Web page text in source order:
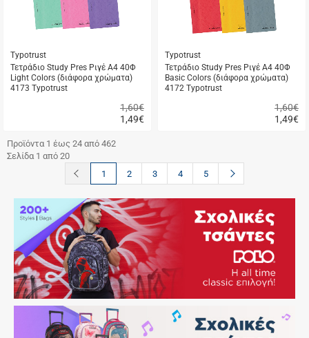
Typotrust
Τετράδιο Study Pres Ριγέ Α4 40Φ
Light Colors (διάφορα χρώματα)
4173 Typotrust
1,49€
1,60€
αγορά
Typotrust
Τετράδιο Study Pres Ριγέ Α4 40Φ
Basic Colors (διάφορα χρώματα)
4172 Typotrust
1,49€
1,60€
Προϊόντα 1 έως 24 από 462
Σελίδα 1 από 20
button.prev
1 2 3 4 5 button.next